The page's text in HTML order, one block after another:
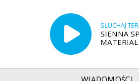
SŁUCHAJ
SIENNA